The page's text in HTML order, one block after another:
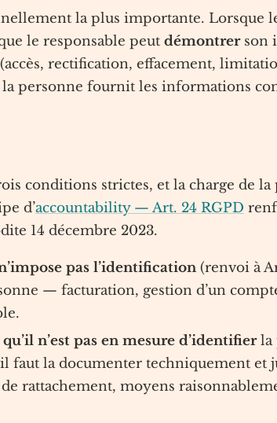
la plus importante. Lorsque
le responsable peut démontrerson
rectification, effacement,
la personne fournit les informations
conditions strictes, et la charge de la
d’accountability — Art. 24 RGPD
14 décembre 2023.
pas l’identification (renvoi à
— facturation, gestion d’un
n’est pas en mesure d’identifierla
faut la documenter techniquement et
de rattachement, moyens